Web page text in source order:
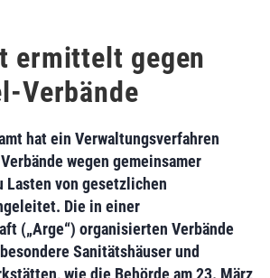
ermittelt gegen
Verbände
hat ein Verwaltungsverfahren
wegen gemeinsamer
Lasten von gesetzlichen
Die in einer
(„Arge“) organisierten Verbände
Sanitätshäuser und
wie die Behörde am 23. März